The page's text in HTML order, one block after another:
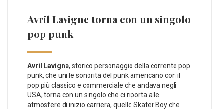
Avril Lavigne torna con un singolo
pop punk
Avril Lavigne, storico personaggio della corrente pop
punk, che unì le sonorità del punk americano con il
pop più classico e commerciale che andava negli
USA, torna con un singolo che ci riporta alle
atmosfere di inizio carriera, quello Skater Boy che